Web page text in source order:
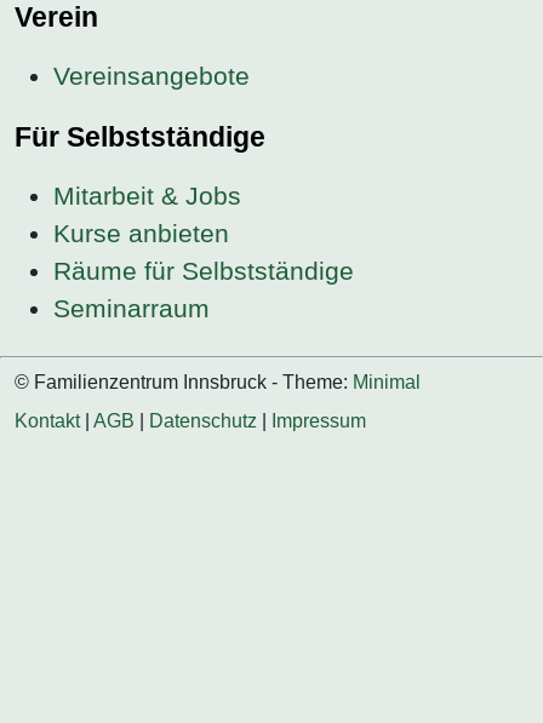
Verein
Vereinsangebote
Für Selbstständige
Mitarbeit & Jobs
Kurse anbieten
Räume für Selbstständige
Seminarraum
© Familienzentrum Innsbruck - Theme: Minimal
Kontakt| AGB Datenschutz Impressum